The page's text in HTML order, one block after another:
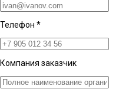
Телефон *
Компания заказчик